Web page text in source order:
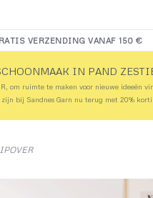
VERZENDING VANAF 150 €
IN PAND
om ruimte te maken voor nieuwe ideeën
bij Sandnes Garn nu terug met 20%